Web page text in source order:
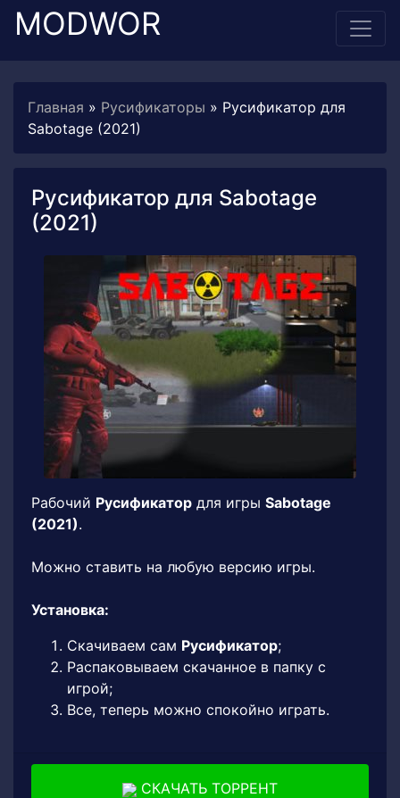
MODWOR
Главная » Русификаторы » Русификатор для
Sabotage (2021)
Русификатор для Sabotage
(2021)
Рабочий Русификатор для игры Sabotage
(2021).
Можно ставить на любую версию игры.
Установка:
Скачиваем сам Русификатор;
Распаковываем скачанное в папку с
игрой;
Все, теперь можно спокойно играть.
СКАЧАТЬ ТОРРЕНТ